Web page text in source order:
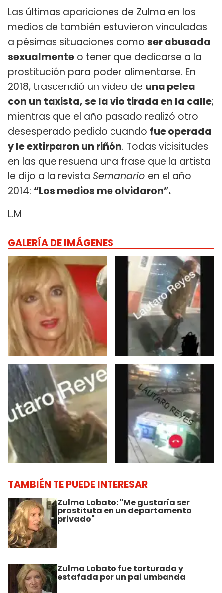
Las últimas apariciones de Zulma en los
medios de también estuvieron vinculadas
a pésimas situaciones como ser abusada
sexualmente o tener que dedicarse a la
prostitución para poder alimentarse. En
2018, trascendió un video de una pelea
con un taxista, se la vio tirada en la calle;
mientras que el año pasado realizó otro
desesperado pedido cuando fue operada
y le extirparon un riñón. Todas vicisitudes
en las que resuena una frase que la artista
le dijo a la revista Semanario en el año
2014: “Los medios me olvidaron”.
L.M
GALERÍA DE IMÁGENES
TAMBIÉN TE PUEDE INTERESAR
Zulma Lobato: "Me gustaría ser
prostituta en un departamento
privado"
Zulma Lobato fue torturada y
estafada por un pai umbanda